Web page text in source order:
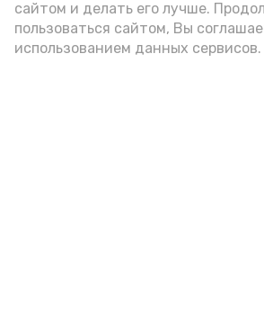
сайтом и делать его лучше.
пользоваться сайтом, Вы
использованием данных сервисов.